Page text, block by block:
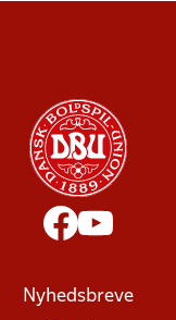
Nyhedsbreve